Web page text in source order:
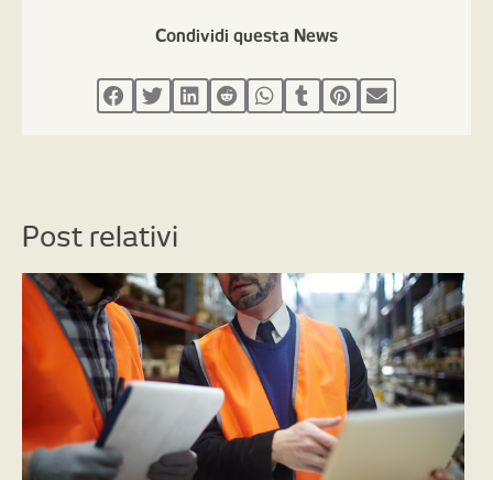
Condividi questa News
Post relativi